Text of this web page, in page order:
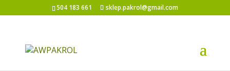
504 183 661 sklep.pakrol@gmail.com